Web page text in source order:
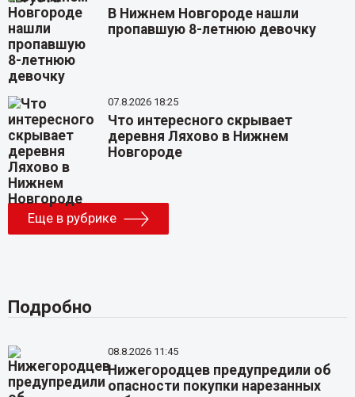
В Нижнем Новгороде нашли
пропавшую 8-летнюю девочку
07.8.2026 18:25
Что интересного скрывает
деревня Ляхово в Нижнем
Новгороде
Еще в рубрике
Подробно
08.8.2026 11:45
Нижегородцев предупредили об
опасности покупки нарезанных